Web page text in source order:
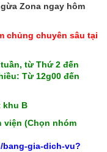
Zona ngay hôm
chủng chuyên sâu tại
từ Thứ 2 đến
Từ 12g00 đến
khu B
viện (Chọn nhóm
gia-dich-vu?